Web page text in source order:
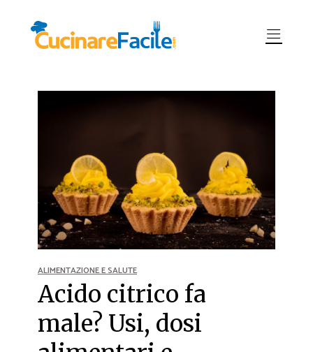
ALIMENTAZIONE E SALUTE
Acido citrico fa
male? Usi, dosi